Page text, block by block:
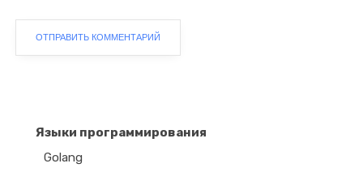
Языки программирования
Golang